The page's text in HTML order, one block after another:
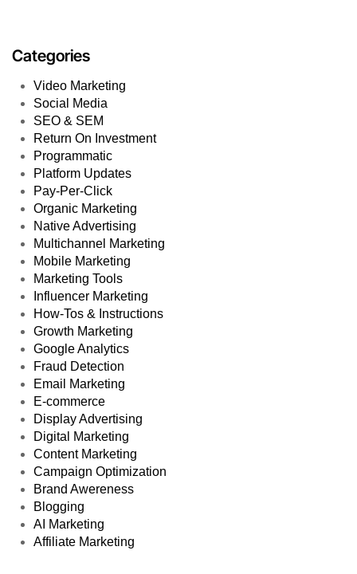
Categories
Video Marketing
Social Media
SEO & SEM
Return On Investment
Programmatic
Platform Updates
Pay-Per-Click
Organic Marketing
Native Advertising
Multichannel Marketing
Mobile Marketing
Marketing Tools
Influencer Marketing
How-Tos & Instructions
Growth Marketing
Google Analytics
Fraud Detection
Email Marketing
E-commerce
Display Advertising
Digital Marketing
Content Marketing
Campaign Optimization
Brand Awereness
Blogging
AI Marketing
Affiliate Marketing